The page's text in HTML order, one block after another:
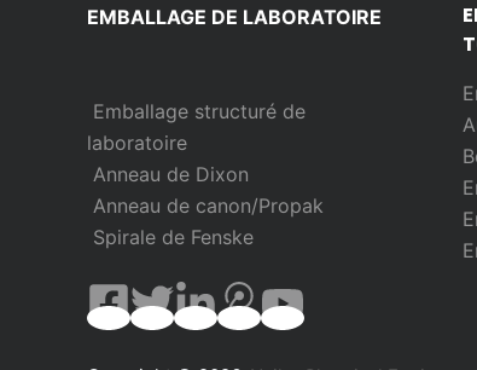
EMBALLAGE DE LABORATOIRE
Emballage structuré de
laboratoire
Anneau de Dixon
Anneau de canon/Propak
Spirale de Fenske